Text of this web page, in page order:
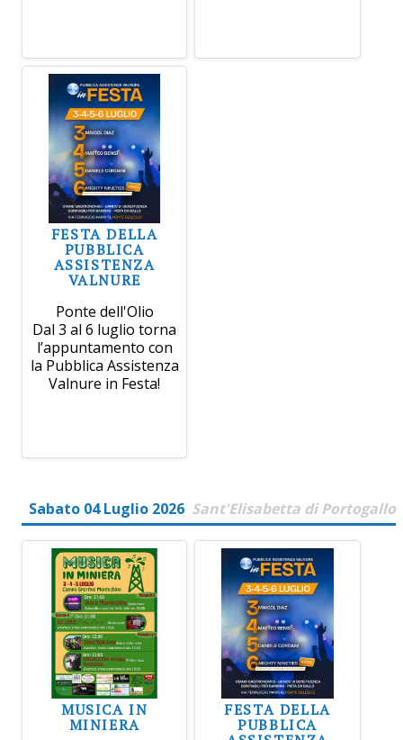
FESTA DELLA
PUBBLICA
ASSISTENZA
VALNURE
Ponte dell'Olio
Dal 3 al 6 luglio torna
l’appuntamento con
la Pubblica Assistenza
Valnure in Festa!
Sabato 04 Luglio 2026 Sant'Elisabetta di Portogallo
MUSICA IN
MINIERA
FESTA DELLA
PUBBLICA